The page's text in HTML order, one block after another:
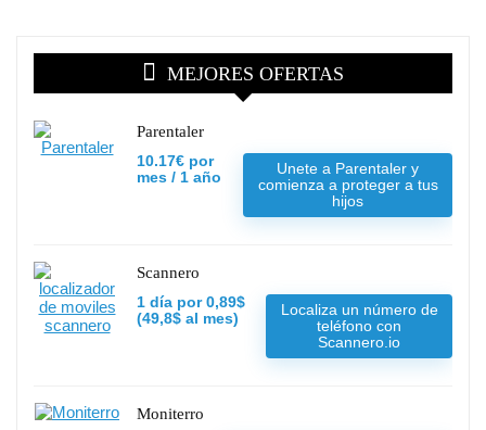
MEJORES OFERTAS
Parentaler
10.17€ por
mes / 1 año
Unete a Parentaler y
comienza a proteger a tus
hijos
Scannero
1 día por 0,89$
(49,8$ al mes)
Localiza un número de
teléfono con
Scannero.io
Moniterro